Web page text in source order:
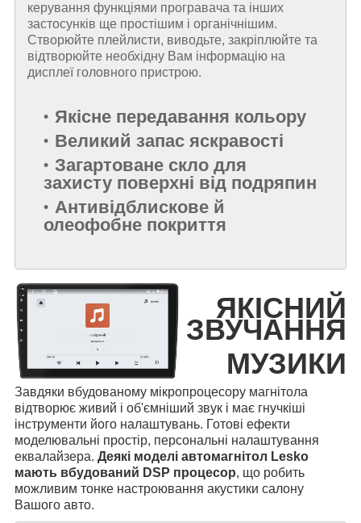
керування функціями програвача та інших
застосунків ще простішим і органічнішим.
Створюйте плейлисти, виводьте, закріплюйте та
відтворюйте необхідну Вам інформацію на
дисплеї головного пристрою.
Якісне передавання кольору
Великий запас яскравості
Загартоване скло для
захисту поверхні від подряпин
Антивідблискове й
олеофобне покриття
ЯКІСНИЙ
ЗВУЧАННЯ
МУЗИКИ
Завдяки вбудованому мікропроцесору магнітола
відтворює живий і об'ємніший звук і має гнучкіші
інструменти його налаштувань. Готові ефекти
моделювальні простір, персональні налаштування
еквалайзера. Деякі моделі автомагнітол Lesko
мають вбудований DSP процесор, що робить
можливим тонке настроювання акустики салону
Вашого авто.